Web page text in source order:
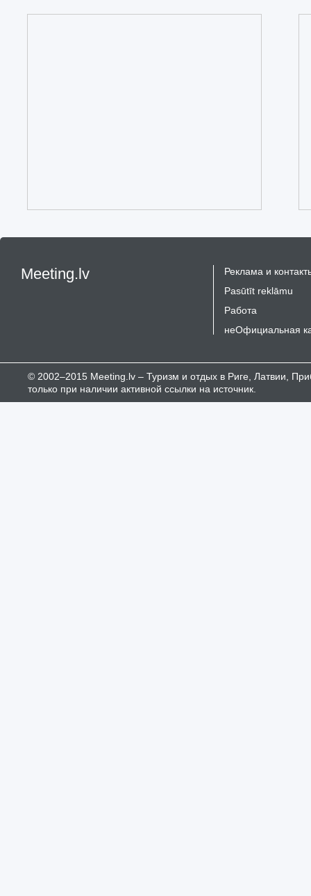
Meeting.lv
Реклама и
Pasūtīt reklāmu
Работа
неОфициальная
© 2002–2015 Meeting.lv – Туризм и отдых в Риге, Латвии,
только при наличии активной ссылки на источник.